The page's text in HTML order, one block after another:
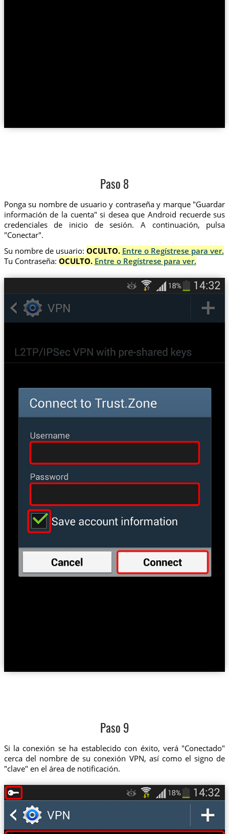
Paso 8
Ponga su nombre de usuario y contraseña y marque "Guardar
información de la cuenta" si desea que Android recuerde sus
credenciales de inicio de sesión. A continuación, pulsa
"Conectar".
Su nombre de usuario: OCULTO. Entre o Regístrese para ver.
Tu Contraseña: OCULTO. Entre o Regístrese para ver.
Paso 9
Si la conexión se ha establecido con éxito, verá "Conectado"
cerca del nombre de su conexión VPN, así como el signo de
"clave" en el área de notificación.